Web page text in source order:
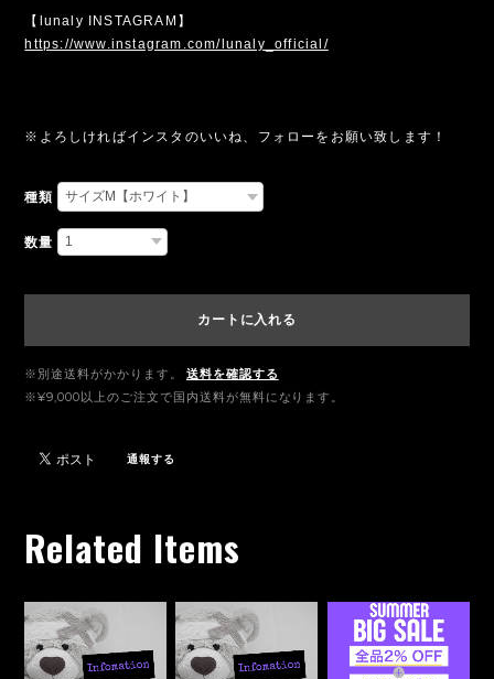
【lunaly INSTAGRAM】
https://www.instagram.com/lunaly_official/
※よろしければインスタのいいね、フォローをお願い致します！
種類
数量
カートに入れる
※別途送料がかかります。
送料を確認する
※¥9,000以上のご注文で国内送料が無料になります。
通報する
Related Items